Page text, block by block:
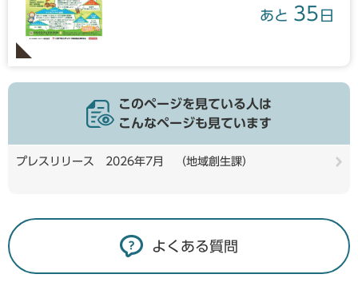
あと 35 日
このページを見ている人は
こんなページも見ています
プレスリリース 2026年7月 （地域創生課）
よくある質問